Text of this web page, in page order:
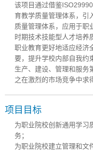
该项目通过借鉴
育教学质量管理体系，引
质量管理体系，应用于职
时期技术技能型人才培养
职业教育更好地适应经济
要，提升学校内部自我约
生产、建设、管理和服务
之在激烈的市场竞争中求
项目目标
为职业院校创新通用学习
务；
为职业院校建立管理和文